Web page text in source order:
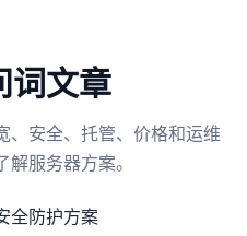
词文章
、安全、托管、价格和运维
服务器方案。
全防护方案